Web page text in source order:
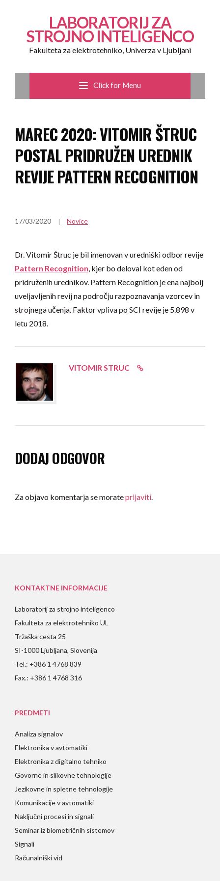
LABORATORIJ ZA
STROJNO INTELIGENCO
Fakulteta za elektrotehniko, Univerza v Ljubljani
Click for Menu
MAREC 2020: VITOMIR ŠTRUC
POSTAL PRIDRUŽEN UREDNIK
REVIJE PATTERN RECOGNITION
17/03/2020 Novice
Dr. Vitomir Štruc je bil imenovan v uredniški odbor revije
Pattern Recognition, kjer bo deloval kot eden od
pridruženih urednikov. Pattern Recognition je ena najbolj
uveljavljenih revij na področju razpoznavanja vzorcev in
strojnega učenja. Faktor vpliva po SCI revije je 5.898 v
letu 2018.
VITOMIR STRUC
DODAJ ODGOVOR
Za objavo komentarja se morateprijaviti.
KONTAKTNE INFORMACIJE
Laboratorij za strojno inteligenco
Fakulteta za elektrotehniko UL
Tržaška cesta 25
SI-1000 Ljubljana, Slovenija
Tel.: +386 1 4768 839
Fax.: +386 1 4768 316
PREDMETI
Analiza signalov
Elektronika v avtomatiki
Elektronika z digitalno tehniko
Govorne in slikovne tehnologije
Jezikovne in spletne tehnologije
Komunikacije v avtomatiki
Naključni procesi in signali
Seminar iz biometričnih sistemov
Signali
Računalniški vid